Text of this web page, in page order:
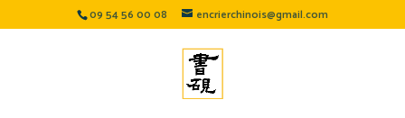
09 54 56 00 08 encrierchinois@gmail.com